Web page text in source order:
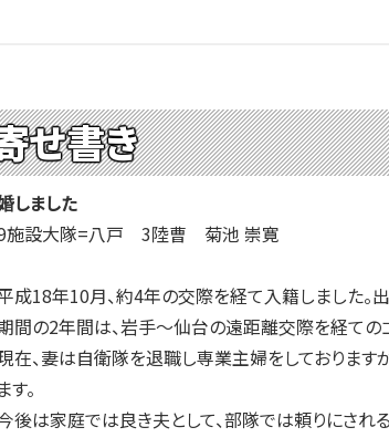
せ書き
しました
施設大隊=八戸 3陸曹 菊池 崇寛
成18年10月、約4年の交際を経て入籍しました。
間の2年間は、岩手～仙台の遠距離交際を経ての
在、妻は自衛隊を退職し専業主婦をしております
す。
後は家庭では良き夫として、部隊では頼りにされ